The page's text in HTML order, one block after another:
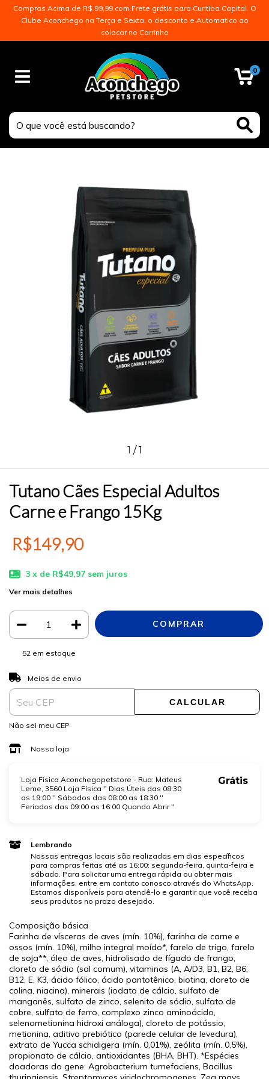
Compras Acima de R$ 99,99 com Frete grátis para Curitiba Capital. O
Clube Aconchego na Terça e Sexta, o desconto e Automatico ao
colocar no Carrinho
0
1 /1
Tutano Cães Especial Adultos
Carne e Frango 15Kg
R$149,90
3 x de R$49,97 sem juros
Ver mais detalhes
52em estoque
Entregas para o CEP:
Meios de envio
CALCULAR
Não sei meu CEP
Nossa loja
Loja Fisica Aconchegopetstore - Rua: Mateus
Leme, 3560 Loja Física '' Dias Úteis das 08:30
as 19:00 '' Sábados das 08:00 as 18:30 ''
Feriados das 09:00 as 16:00 Quando Abrir ''
Grátis
Lembrando
Nossas entregas locais são realizadas em dias específicos
para compras feitas até as 16:00: segunda-feira, quinta-feira e
sábado. Para solicitar uma entrega rápida ou obter mais
informações, entre em contato conosco através do WhatsApp.
Estamos disponíveis para atendê-lo e garantir que você receba
seus produtos no prazo desejado.
Composição básica
Farinha de vísceras de aves (mín. 10%), farinha de carne e
ossos (mín. 10%), milho integral moído*, farelo de trigo, farelo
de soja**, óleo de aves, hidrolisado de fígado de frango,
cloreto de sódio (sal comum), vitaminas (A, A/D3, B1, B2, B6,
B12, E, K3, ácido fólico, ácido pantotênico, biotina, cloreto de
colina, niacina), minerais (iodato de cálcio, sulfato de
manganês, sulfato de zinco, selenito de sódio, sulfato de
cobre, sulfato de ferro, complexo zinco aminoácido,
selenometionina hidroxi análoga), cloreto de potássio,
metionina, aditivo prebiótico (parede celular de levedura),
extrato de Yucca schidigera (mín. 0,01%), zeólita (mín. 0,5%),
propionato de cálcio, antioxidantes (BHA, BHT). *Espécies
doadoras do gene: Agrobacterium tumefaciens, Bacillus